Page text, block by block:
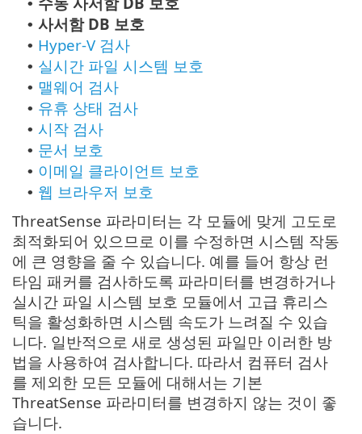
•
• 사서함 DB 보호
• Hyper-V 검사
• 실시간 파일 시스템 보호
• 맬웨어 검사
• 유휴 상태 검사
• 시작 검사
• 문서 보호
• 이메일 클라이언트 보호
• 웹 브라우저 보호
ThreatSense 파라미터는 각 모듈에 맞게 고도로
최적화되어 있으므로 이를 수정하면 시스템 작동
에 큰 영향을 줄 수 있습니다. 예를 들어 항상 런
타임 패커를 검사하도록 파라미터를 변경하거나
실시간 파일 시스템 보호 모듈에서 고급 휴리스
틱을 활성화하면 시스템 속도가 느려질 수 있습
니다. 일반적으로 새로 생성된 파일만 이러한 방
법을 사용하여 검사합니다. 따라서 컴퓨터 검사
를 제외한 모든 모듈에 대해서는 기본
ThreatSense 파라미터를 변경하지 않는 것이 좋
습니다.